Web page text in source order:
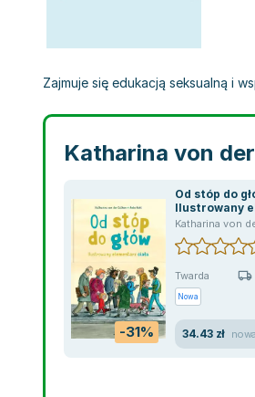
Zajmuje się edukacją seksualną i
Katharina von
-31%
Od stóp do
Ilustrowany
ciała
Katharina von
Twarda
Nowa
34.43 zł nowa